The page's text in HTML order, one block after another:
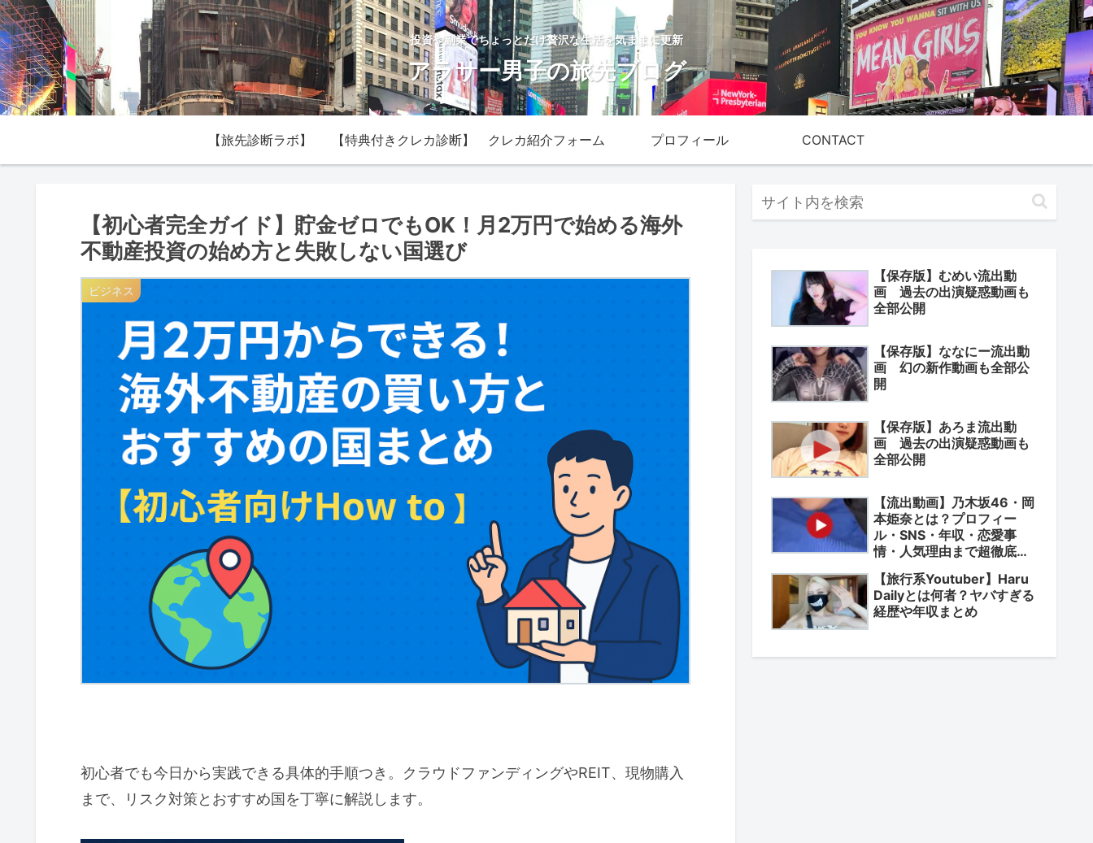
投資や副業でちょっとだけ贅沢な生活を気ままに更新
アラサー男子の旅先ブログ
【旅先診断ラボ】 【特典付きクレカ診断】 クレカ紹介フォーム プロフィール CONTACT
【初心者完全ガイド】貯金ゼロでもOK！月2万円で始める海外
不動産投資の始め方と失敗しない国選び
ビジネス
初心者でも今日から実践できる具体的手順つき。クラウドファンディングやREIT、現物購入
まで、リスク対策とおすすめ国を丁寧に解説します。
【保存版】むめい流出動
画 過去の出演疑惑動画も
全部公開
【保存版】ななにー流出動
画 幻の新作動画も全部公
開
【保存版】あろま流出動
画 過去の出演疑惑動画も
全部公開
【流出動画】乃木坂46・岡
本姫奈とは？プロフィー
ル・SNS・年収・恋愛事
情・人気理由まで超徹底解
【旅行系Youtuber】Haru
Dailyとは何者？ヤバすぎる
経歴や年収まとめ